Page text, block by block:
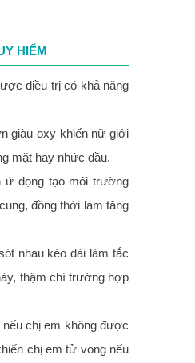
HIỂM
điều trị có khả năng
giàu oxy khiến nữ giới
mặt hay nhức đầu.
ứ đọng tạo môi trường
đồng thời làm tăng
nhau kéo dài làm tắc
thậm chí trường hợp
chị em không được
chị em tử vong nếu